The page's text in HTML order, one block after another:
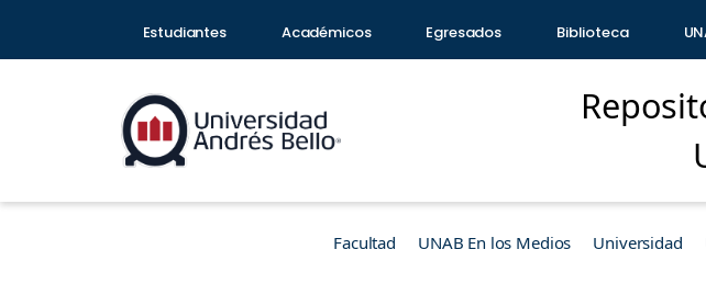
Estudiantes Académicos Egresados Biblioteca
Facultad UNAB En los Medios Universidad